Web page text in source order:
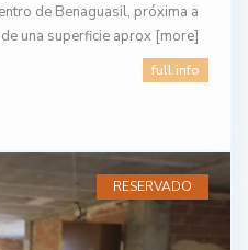
de Benaguasil, próxima a
una superficie aprox [more]
full info
RESERVADO